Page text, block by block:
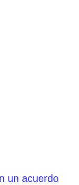
un acuerdo